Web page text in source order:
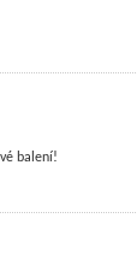
balení!